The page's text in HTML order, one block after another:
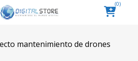
(0)
mantenimiento de drones